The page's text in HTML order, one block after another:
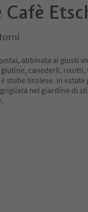
abbinata ai giusti
canederli,
stube tirolese. In
nel giardino di